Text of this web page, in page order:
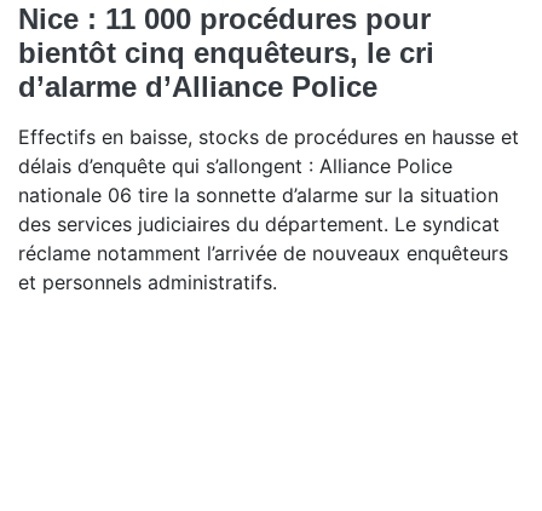
Nice : 11 000 procédures pour
bientôt cinq enquêteurs, le cri
d’alarme d’Alliance Police
Effectifs en baisse, stocks de procédures en hausse et
délais d’enquête qui s’allongent : Alliance Police
nationale 06 tire la sonnette d’alarme sur la situation
des services judiciaires du département. Le syndicat
réclame notamment l’arrivée de nouveaux enquêteurs
et personnels administratifs.